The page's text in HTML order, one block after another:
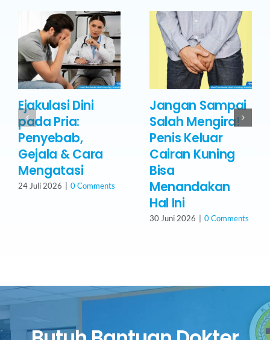
Ejakulasi Dini
pada Pria:
Penyebab,
Gejala & Cara
Mengatasi
24 Juli 2026 0 Comments
Jangan Sampai
Salah Mengira!
Penis Keluar
Cairan Kuning
Bisa
Menandakan
Hal Ini
30 Juni 2026 0 Comments